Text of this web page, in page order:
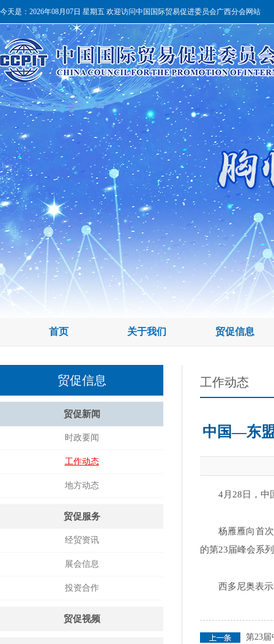
今天是： 2026年08月07日 星期五 欢迎访问中国国际贸易促进委员会广西分会网站
首页 关于我们 贸促信息
贸促信息
贸促新闻
时政要闻
工作动态
地方动态
贸促服务
经贸资讯
展会信息
投资合作
贸促视频
工作动态
中国—东
4月28日，中
杨雁雁向首
的第23届峰会系
西多尼奥表
第23